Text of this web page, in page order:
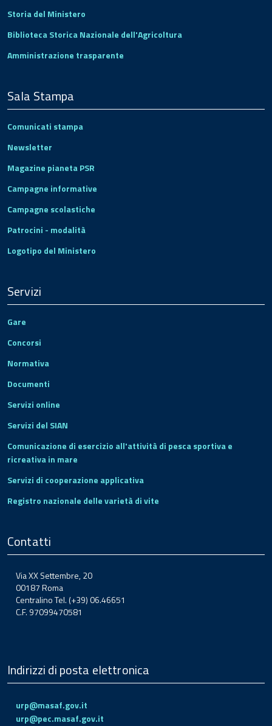
Storia del Ministero
Biblioteca Storica Nazionale dell'Agricoltura
Amministrazione trasparente
Sala Stampa
Comunicati stampa
Newsletter
Magazine pianeta PSR
Campagne informative
Campagne scolastiche
Patrocini - modalità
Logotipo del Ministero
Servizi
Gare
Concorsi
Normativa
Documenti
Servizi online
Servizi del SIAN
Comunicazione di esercizio all'attività di pesca sportiva e
ricreativa in mare
Servizi di cooperazione applicativa
Registro nazionale delle varietà di vite
Contatti
Via XX Settembre, 20
00187 Roma
Centralino Tel. (+39) 06.46651
C.F. 97099470581
Indirizzi di posta elettronica
urp@masaf.gov.it
urp@pec.masaf.gov.it